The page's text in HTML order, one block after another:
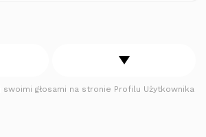
głosami na stronie Profilu Użytkownika